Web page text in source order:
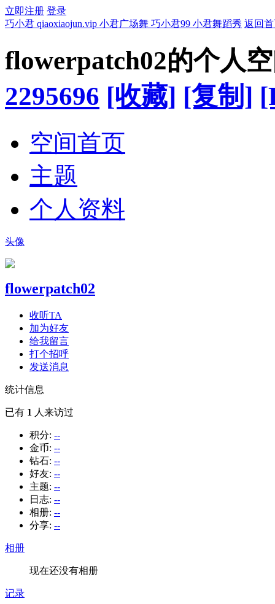
立即注册 登录
巧小君 qiaoxiaojun.vip 小君广场舞 巧小君99 小君舞蹈秀 返回
flowerpatch02的个人
2295696 [收藏] [复制]
空间首页
主题
个人资料
头像
flowerpatch02
收听TA
加为好友
给我留言
打个招呼
发送消息
统计信息
已有 1 人来访过
积分: --
金币: --
钻石: --
好友: --
主题: --
日志: --
相册: --
分享: --
相册
现在还没有相册
记录